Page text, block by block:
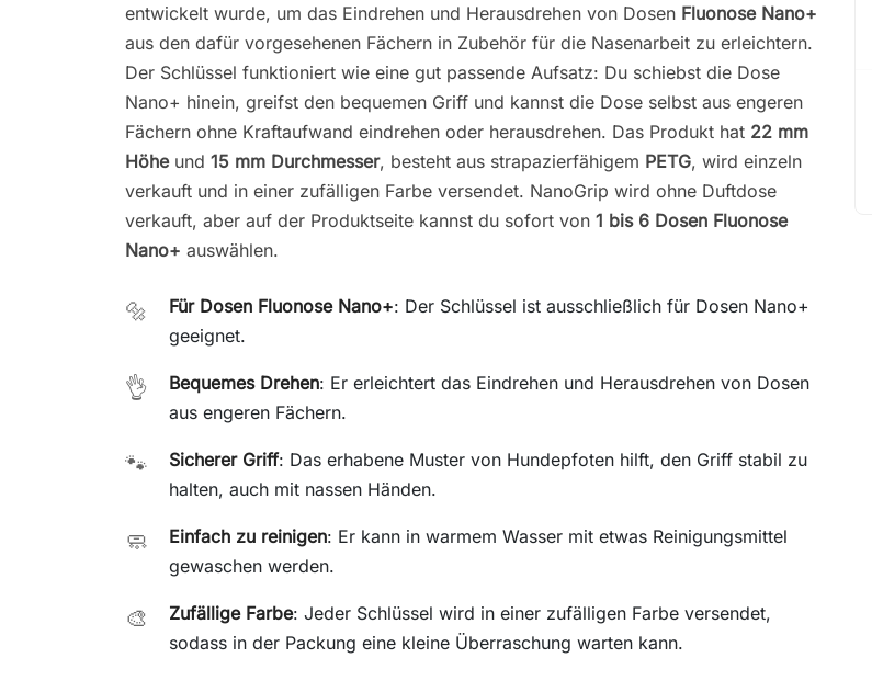
entwickelt wurde, um das Eindrehen und Herausdrehen von Dosen Fluonose Nano+
aus den dafür vorgesehenen Fächern in Zubehör für die Nasenarbeit zu erleichtern.
Der Schlüssel funktioniert wie eine gut passende Aufsatz: Du schiebst die Dose
Nano+ hinein, greifst den bequemen Griff und kannst die Dose selbst aus engeren
Fächern ohne Kraftaufwand eindrehen oder herausdrehen. Das Produkt hat 22 mm
Höheund 15 mm Durchmesser, besteht aus strapazierfähigem PETG, wird einzeln
verkauft und in einer zufälligen Farbe versendet. NanoGrip wird ohne Duftdose
verkauft, aber auf der Produktseite kannst du sofort von 1 bis 6 Dosen Fluonose
Nano+ auswählen.
🔩 Für Dosen Fluonose Nano+: Der Schlüssel ist ausschließlich für Dosen Nano+
geeignet.
👌 Bequemes Drehen: Er erleichtert das Eindrehen und Herausdrehen von Dosen
aus engeren Fächern.
🐾 Sicherer Griff: Das erhabene Muster von Hundepfoten hilft, den Griff stabil zu
halten, auch mit nassen Händen.
🧼 Einfach zu reinigen: Er kann in warmem Wasser mit etwas Reinigungsmittel
gewaschen werden.
🎨 Zufällige Farbe: Jeder Schlüssel wird in einer zufälligen Farbe versendet,
sodass in der Packung eine kleine Überraschung warten kann.